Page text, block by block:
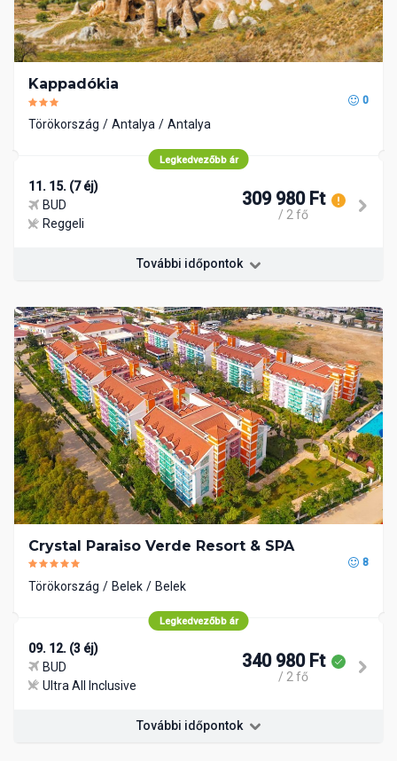
Kappadókia
0
Törökország Antalya Antalya
Legkedvezőbb ár
11. 15. (7 éj)
BUD
Reggeli
309 980 Ft
/ 2 fő
További időpontok
Crystal Paraiso Verde Resort & SPA
8
Törökország Belek Belek
Legkedvezőbb ár
09. 12. (3 éj)
BUD
Ultra All Inclusive
340 980 Ft
/ 2 fő
További időpontok